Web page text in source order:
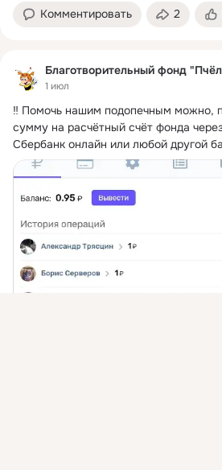
Комментировать 2
Благотворительный фонд
1 июл
‼ Помочь нашим подопечным можно,
сумму на расчётный счёт фонда
Сбербанк онлайн или любой другой